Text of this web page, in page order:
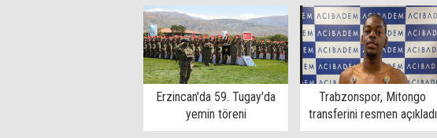
Türkiye
Erzincan'da 59. Tugay'da
yemin töreni
Trabzonspor, Mitongo
transferini resmen açıkladı